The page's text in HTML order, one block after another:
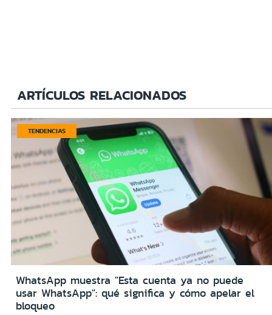
ARTÍCULOS RELACIONADOS
TENDENCIAS
WhatsApp muestra "Esta cuenta ya no puede
usar WhatsApp": qué significa y cómo apelar el
bloqueo